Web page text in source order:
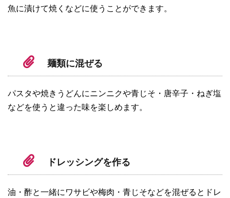
魚に漬けて焼くなどに使うことができます。
麺類に混ぜる
パスタや焼きうどんにニンニクや青じそ・唐辛子・ねぎ塩
などを使うと違った味を楽しめます。
ドレッシングを作る
油・酢と一緒にワサビや梅肉・青じそなどを混ぜるとドレ